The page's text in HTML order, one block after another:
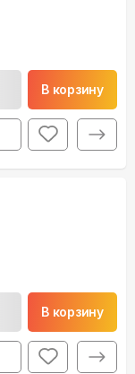
В корзину
В корзину